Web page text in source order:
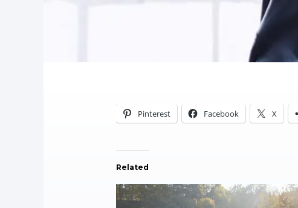
Pinterest Facebook X
Related